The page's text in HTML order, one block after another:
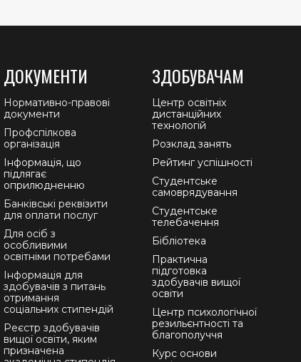
ДОКУМЕНТИ
Нормативно-правові
документи
Профспілкова
організація
Інформація, що
підлягає
оприлюдненню
Банківські реквізити
для оплати послуг
Для осіб з
особливими
освітніми потребами
Інформація для
здобувачів з питань
отримання
соціальних стипендій
Реєстр здобувачів
вищої освіти, яким
призначена
ЗДОБУВАЧАМ
Центр освітніх
дистанційних
технологій
Розклад занять
Рейтинг успішності
Студентське
самоврядування
Студентське
телебачення
Бібліотека
Практична
підготовка
здобувачів вищої
освіти
Центр психологічної
резильєнтності та
благополуччя
Курс основи